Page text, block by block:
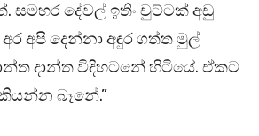
දේවල් ඉතිං චුට්ටක් අඩු
අපි දෙන්නා අඳුර ගත්ත මුල්
දාන්ත විදිහටනේ හිටියේ. ඒකට
බෑනේ.”